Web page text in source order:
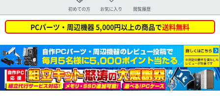
初めての方 お気に入り 閲覧履歴
PCパーツ・周辺機器 5,000円以上の商品で送料無料